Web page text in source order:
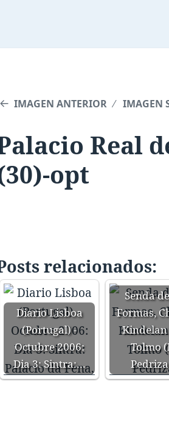
IMAGEN ANTERIOR IMAGEN
Real
opt
relacionados:
Diario Lisboa
(Portugal) -
Octubre 2006:
Dia 3: Sintra:…
Senda
Formas,
Kindelan
Tolmo